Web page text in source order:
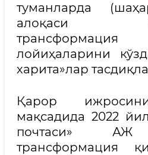
туманларда
алоқаси
лойиҳаларини
харита»лар
Қарор
мақсадида 2022
почтаси» АЖ
трансформация